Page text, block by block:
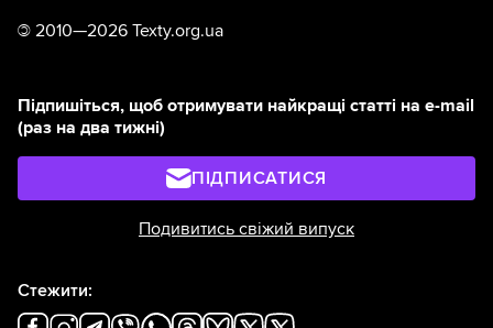
© 2010—2026 Texty.org.ua
Підпишіться, щоб отримувати найкращі статті на e-mail
(раз на два тижні)
ПІДПИСАТИСЯ
Подивитись свіжий випуск
Стежити: